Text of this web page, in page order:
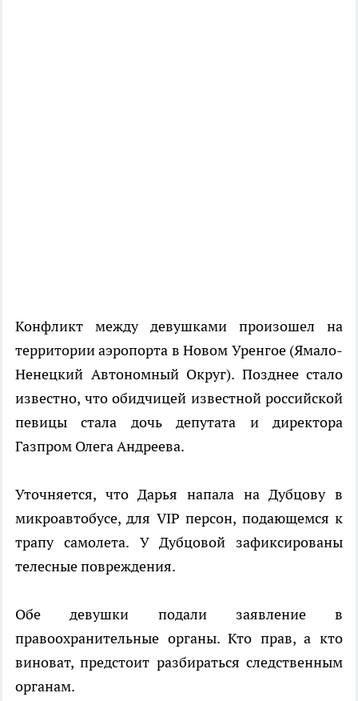
Конфликт между девушками произошел на
территории аэропорта в Новом Уренгое (Ямало-
Ненецкий Автономный Округ). Позднее стало
известно, что обидчицей известной российской
певицы стала дочь депутата и директора
Газпром Олега Андреева.
Уточняется, что Дарья напала на Дубцову в
микроавтобусе, для VIP персон, подающемся к
трапу самолета. У Дубцовой зафиксированы
телесные повреждения.
Обе девушки подали заявление в
правоохранительные органы. Кто прав, а кто
виноват, предстоит разбираться следственным
органам.